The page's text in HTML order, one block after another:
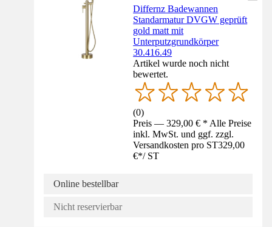
Differnz Badewannen
Standarmatur DVGW geprüft
gold matt mit
Unterputzgrundkörper
30.416.49
Artikel wurde noch nicht
bewertet.
(0)
Preis — 329,00 € * Alle Preise
inkl. MwSt. und ggf. zzgl.
Versandkosten pro ST329,00
€*/ ST
Online bestellbar
Nicht reservierbar